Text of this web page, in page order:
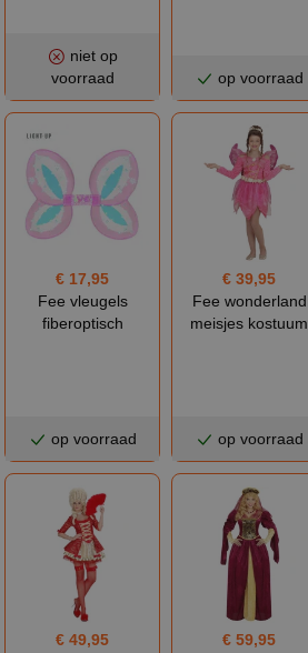
niet op
voorraad
op voorraad
€ 17,95
Fee vleugels
fiberoptisch
op voorraad
€ 39,95
Fee wonderland
meisjes kostuum
op voorraad
€ 49,95
€ 59,95